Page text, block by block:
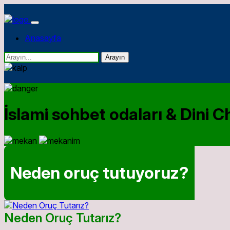
Anasayfa
Arayın
İslami sohbet odaları & Dini
Neden oruç tutuyoruz?
Neden Oruç Tutarız?